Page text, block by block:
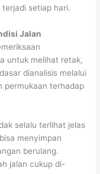
setiap hari.
Jalan
untuk melihat retak,
dianalisis melalui
permukaan terhadap
selalu terlihat jelas
menyimpan
berulang.
jalan cukup di-